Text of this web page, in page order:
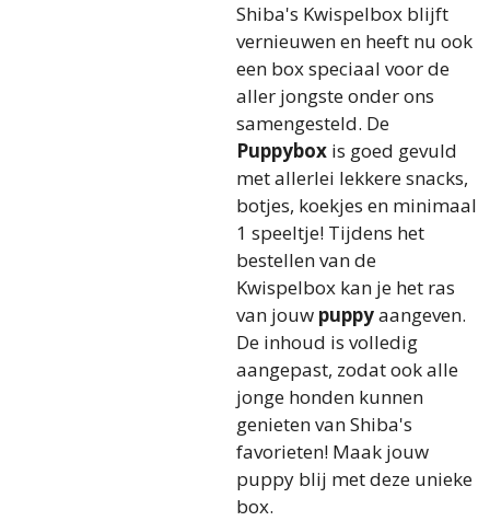
Shiba's Kwispelbox blijft
vernieuwen en heeft nu ook
een box speciaal voor de
aller jongste onder ons
samengesteld. De
Puppyboxis goed gevuld
met allerlei lekkere snacks,
botjes, koekjes en minimaal
1 speeltje! Tijdens het
bestellen van de
Kwispelbox kan je het ras
van jouw puppyaangeven.
De inhoud is volledig
aangepast, zodat ook alle
jonge honden kunnen
genieten van Shiba's
favorieten! Maak jouw
puppy blij met deze unieke
box.